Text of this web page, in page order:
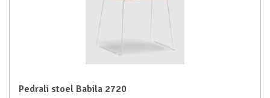
Pedrali stoel Babila 2720